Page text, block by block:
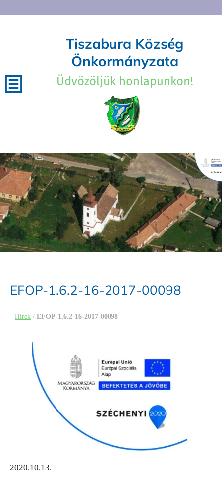
Tiszabura Község
Önkormányzata
Üdvözöljük honlapunkon!
EFOP-1.6.2-16-2017-00098
Hírek / EFOP-1.6.2-16-2017-00098
2020.10.13.